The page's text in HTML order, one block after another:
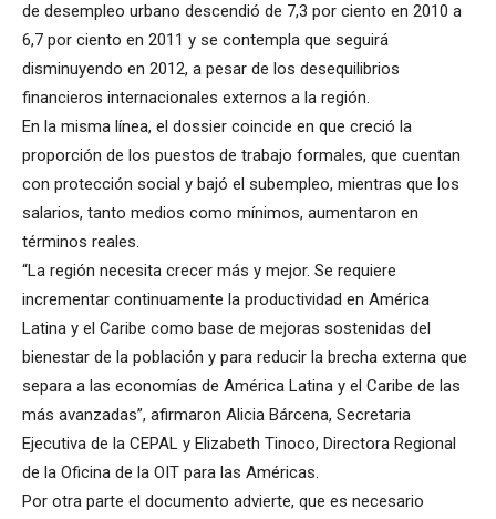
de desempleo urbano descendió de 7,3 por ciento en 2010 a
6,7 por ciento en 2011 y se contempla que seguirá
disminuyendo en 2012, a pesar de los desequilibrios
financieros internacionales externos a la región.
En la misma línea, el dossier coincide en que creció la
proporción de los puestos de trabajo formales, que cuentan
con protección social y bajó el subempleo, mientras que los
salarios, tanto medios como mínimos, aumentaron en
términos reales.
“La región necesita crecer más y mejor. Se requiere
incrementar continuamente la productividad en América
Latina y el Caribe como base de mejoras sostenidas del
bienestar de la población y para reducir la brecha externa que
separa a las economías de América Latina y el Caribe de las
más avanzadas”, afirmaron Alicia Bárcena, Secretaria
Ejecutiva de la CEPAL y Elizabeth Tinoco, Directora Regional
de la Oficina de la OIT para las Américas.
Por otra parte el documento advierte, que es necesario